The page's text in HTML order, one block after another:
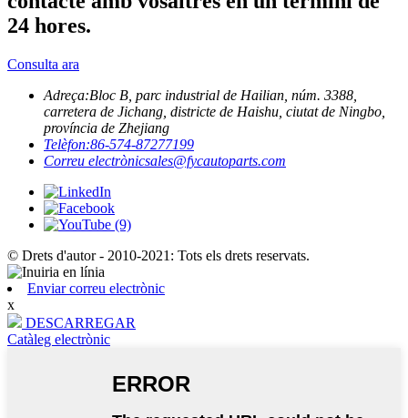
24 hores.
Consulta ara
Adreça:Bloc B, parc industrial de Hailian, núm. 3388,
carretera de Jichang, districte de Haishu, ciutat de Ningbo,
província de Zhejiang
Telèfon:86-574-87277199
Correu electrònicsales@fycautoparts.com
© Drets d'autor - 2010-2021: Tots els drets reservats.
Enviar correu electrònic
x
DESCARREGAR
Catàleg electrònic